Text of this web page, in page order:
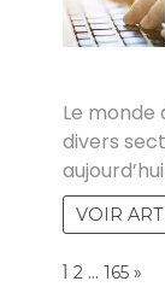
Le monde
divers
VOIR
Page:
1 2 … 165 »